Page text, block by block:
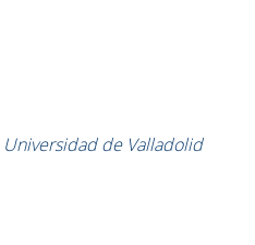
Universidad de Valladolid